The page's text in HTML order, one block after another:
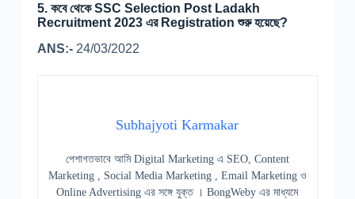
5. কবে থেকে SSC Selection Post Ladakh
Recruitment 2023 এর Registration শুরু হয়েছে?
ANS:- 24/03/2022
Subhajyoti Karmakar
পেশাগতভাবে আমি Digital Marketing এ SEO, Content
Marketing , Social Media Marketing , Email Marketing ও
Online Advertising এর সঙ্গে যুক্ত । BongWeby এর মাধ্যমে